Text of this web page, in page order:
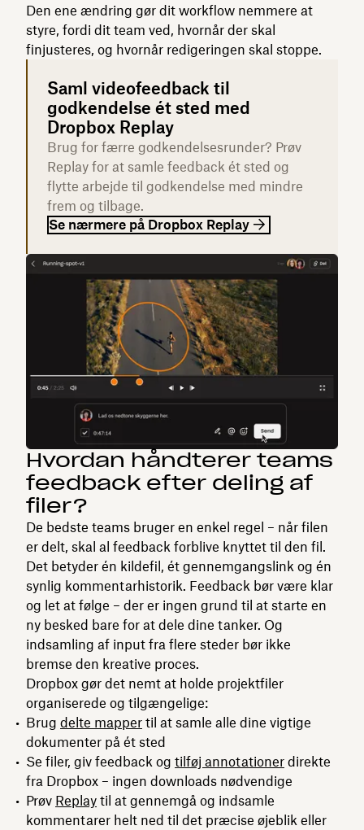
Den ene ændring gør dit workflow nemmere at
styre, fordi dit team ved, hvornår der skal
finjusteres, og hvornår redigeringen skal stoppe.
Saml videofeedback til
godkendelse ét sted med
Dropbox Replay
Brug for færre godkendelsesrunder? Prøv
Replay for at samle feedback ét sted og
flytte arbejde til godkendelse med mindre
frem og tilbage.
Se nærmere på Dropbox Replay
Hvordan håndterer teams
feedback efter deling af
filer?
De bedste teams bruger en enkel regel – når filen
er delt, skal al feedback forblive knyttet til den fil.
Det betyder én kildefil, ét gennemgangslink og én
synlig kommentarhistorik. Feedback bør være klar
og let at følge – der er ingen grund til at starte en
ny besked bare for at dele dine tanker. Og
indsamling af input fra flere steder bør ikke
bremse den kreative proces.
Dropbox gør det nemt at holde projektfiler
organiserede og tilgængelige:
Brug delte mapper til at samle alle dine vigtige
dokumenter på ét sted
Se filer, giv feedback og tilføj annotationer direkte
fra Dropbox – ingen downloads nødvendige
Prøv Replay til at gennemgå og indsamle
kommentarer helt ned til det præcise øjeblik eller